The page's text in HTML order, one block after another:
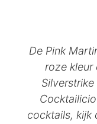
De Pink
roze kleur
cocktails, kijk